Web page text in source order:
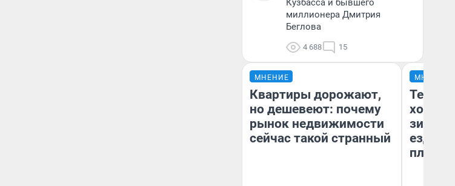
Кузбасса и бывшего
миллионера Дмитрия
Беглова
4 688 15
МНЕНИЕ
Квартиры дорожают,
но дешевеют: почему
рынок недвижимости
сейчас такой странный
МНЕНИЕ
Тепло
зимой.
ездит
плюсы